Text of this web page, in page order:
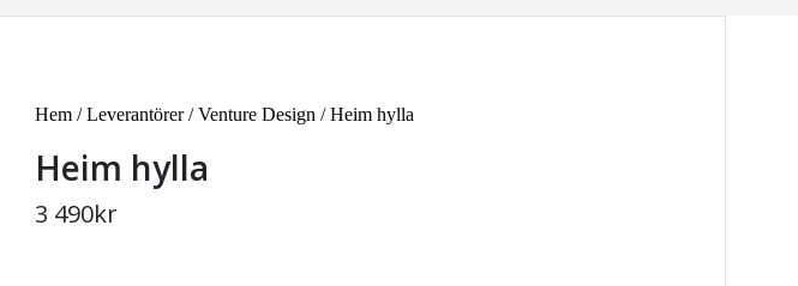
Hem /Leverantörer/Venture Design / Heim hylla
Heim hylla
3 490kr